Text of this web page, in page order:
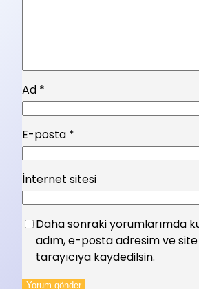
Ad *
E-posta *
İnternet sitesi
Daha sonraki yorumlarımda
adım, e-posta adresim ve
tarayıcıya kaydedilsin.